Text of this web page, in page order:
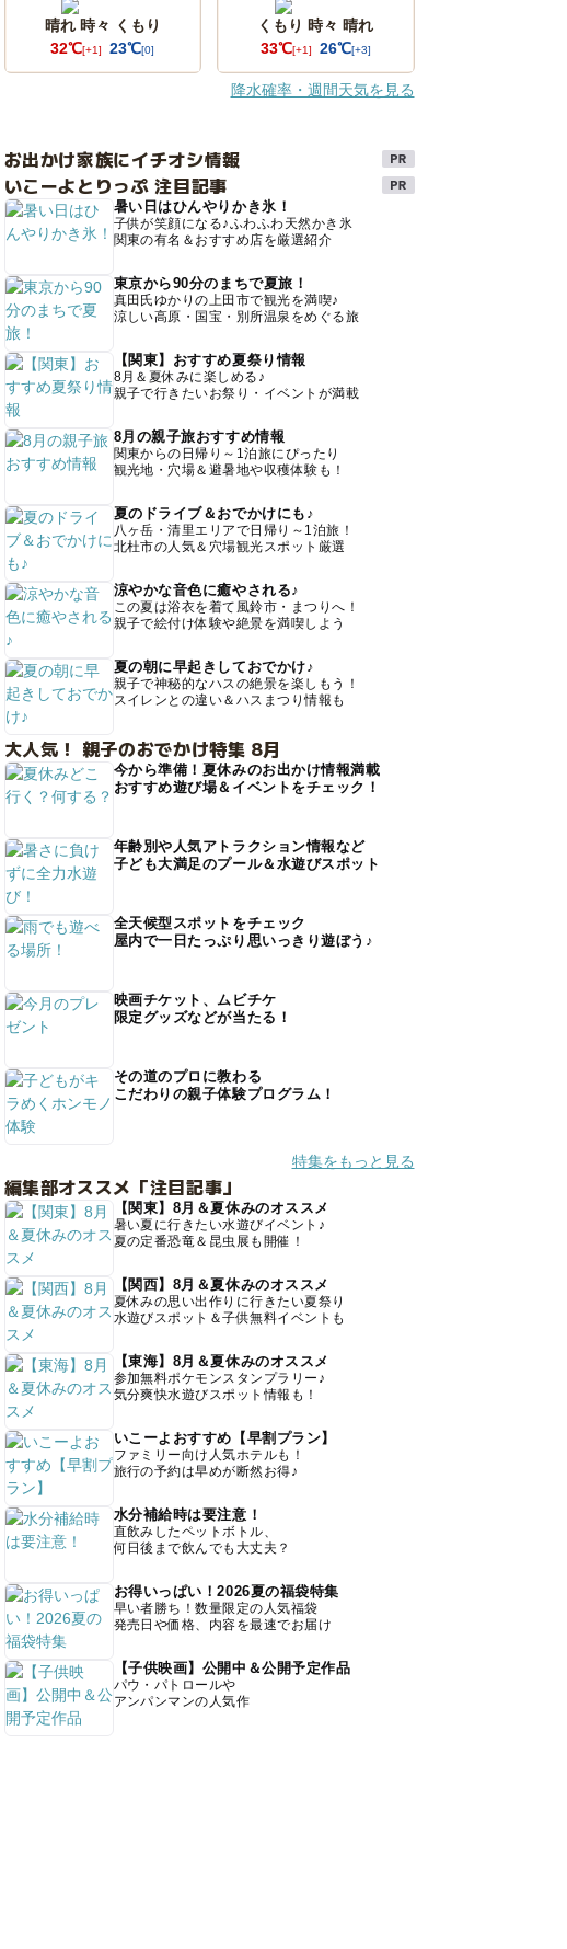
晴れ 時々 くもり
32℃[+1] 23℃[0]
くもり 時々 晴れ
33℃[+1] 26℃[+3]
降水確率・週間天気を見る
お出かけ家族にイチオシ情報
いこーよとりっぷ 注目記事
暑い日はひんやりかき氷！
子供が笑顔になる♪ふわふわ天然かき氷
関東の有名＆おすすめ店を厳選紹介
東京から90分のまちで夏旅！
真田氏ゆかりの上田市で観光を満喫♪
涼しい高原・国宝・別所温泉をめぐる旅
【関東】おすすめ夏祭り情報
8月＆夏休みに楽しめる♪
親子で行きたいお祭り・イベントが満載
8月の親子旅おすすめ情報
関東からの日帰り～1泊旅にぴったり
観光地・穴場＆避暑地や収穫体験も！
夏のドライブ＆おでかけにも♪
八ヶ岳・清里エリアで日帰り～1泊旅！
北杜市の人気＆穴場観光スポット厳選
涼やかな音色に癒やされる♪
この夏は浴衣を着て風鈴市・まつりへ！
親子で絵付け体験や絶景を満喫しよう
夏の朝に早起きしておでかけ♪
親子で神秘的なハスの絶景を楽しもう！
スイレンとの違い＆ハスまつり情報も
大人気！ 親子のおでかけ特集 8月
今から準備！夏休みのお出かけ情報満載
おすすめ遊び場＆イベントをチェック！
年齢別や人気アトラクション情報など
子ども大満足のプール＆水遊びスポット
全天候型スポットをチェック
屋内で一日たっぷり思いっきり遊ぼう♪
映画チケット、ムビチケ
限定グッズなどが当たる！
その道のプロに教わる
こだわりの親子体験プログラム！
特集をもっと見る
編集部オススメ「注目記事」
【関東】8月＆夏休みのオススメ
暑い夏に行きたい水遊びイベント♪
夏の定番恐竜＆昆虫展も開催！
【関西】8月＆夏休みのオススメ
夏休みの思い出作りに行きたい夏祭り
水遊びスポット＆子供無料イベントも
【東海】8月＆夏休みのオススメ
参加無料ポケモンスタンプラリー♪
気分爽快水遊びスポット情報も！
いこーよおすすめ【早割プラン】
ファミリー向け人気ホテルも！
旅行の予約は早めが断然お得♪
水分補給時は要注意！
直飲みしたペットボトル、
何日後まで飲んでも大丈夫？
お得いっぱい！2026夏の福袋特集
早い者勝ち！数量限定の人気福袋
発売日や価格、内容を最速でお届け
【子供映画】公開中＆公開予定作品
パウ・パトロールや
アンパンマンの人気作